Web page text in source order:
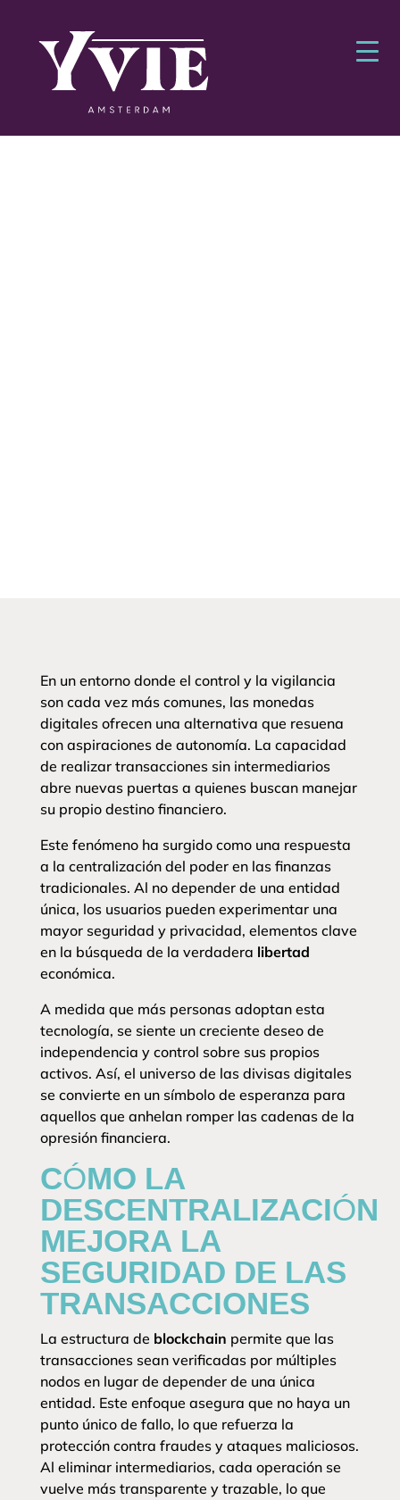
En un entorno donde el control y la vigilancia
son cada vez más comunes, las monedas
digitales ofrecen una alternativa que resuena
con aspiraciones de autonomía. La capacidad
de realizar transacciones sin intermediarios
abre nuevas puertas a quienes buscan manejar
su propio destino financiero.
Este fenómeno ha surgido como una respuesta
a la centralización del poder en las finanzas
tradicionales. Al no depender de una entidad
única, los usuarios pueden experimentar una
mayor seguridad y privacidad, elementos clave
en la búsqueda de la verdadera libertad
económica.
A medida que más personas adoptan esta
tecnología, se siente un creciente deseo de
independencia y control sobre sus propios
activos. Así, el universo de las divisas digitales
se convierte en un símbolo de esperanza para
aquellos que anhelan romper las cadenas de la
opresión financiera.
CÓMO LA
DESCENTRALIZACIÓN
MEJORA LA
SEGURIDAD DE LAS
TRANSACCIONES
La estructura de blockchain permite que las
transacciones sean verificadas por múltiples
nodos en lugar de depender de una única
entidad. Este enfoque asegura que no haya un
punto único de fallo, lo que refuerza la
protección contra fraudes y ataques maliciosos.
Al eliminar intermediarios, cada operación se
vuelve más transparente y trazable, lo que